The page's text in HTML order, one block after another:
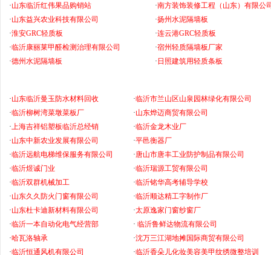
·山东临沂红伟果品购销站 ·南方装饰装修工程（山东）有限公
·山东益兴农业科技有限公司 ·扬州水泥隔墙板
·淮安GRC轻质板 ·连云港GRC轻质板
·临沂康丽莱甲醛检测治理有限公司 ·宿州轻质隔墙板厂家
·德州水泥隔墙板 · 日照建筑用轻质条板
·山东临沂曼玉防水材料回收 ·临沂市兰山区山泉园林绿化有限公司
·临沂柳树湾菜墩菜板厂 ·山东烨迈商贸有限公司
·上海吉祥铝塑板临沂总经销 ·临沂金龙木业厂
·山东中新农业发展有限公司 ·平邑衡器厂
·临沂远航电梯维保服务有限公司 ·唐山市唐丰工业防护制品有限公司
·临沂煜诚门业 ·临沂瑞源工贸有限公司
·临沂双群机械加工 ·临沂铭华高考辅导学校
·山东久久防火门窗有限公司 ·临沂顺达精工字制作厂
·山东杜卡迪新材料有限公司 ·太原逸家门窗纱窗厂
·临沂一本自动化电气经营部 · 临沂鲁鲜达物流有限公司
·哈瓦洛轴承 ·沈万三江湖地摊国际商贸有限公司
·临沂恒通风机有限公司 ·临沂香朵儿化妆美容美甲纹绣微整培训